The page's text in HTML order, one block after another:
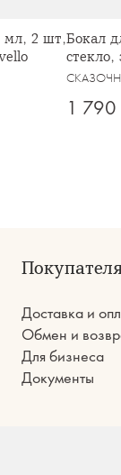
мл, 2 шт,Бокал
стекло,
1 790
Доставка и
Обмен и
Для бизнеса
Документы